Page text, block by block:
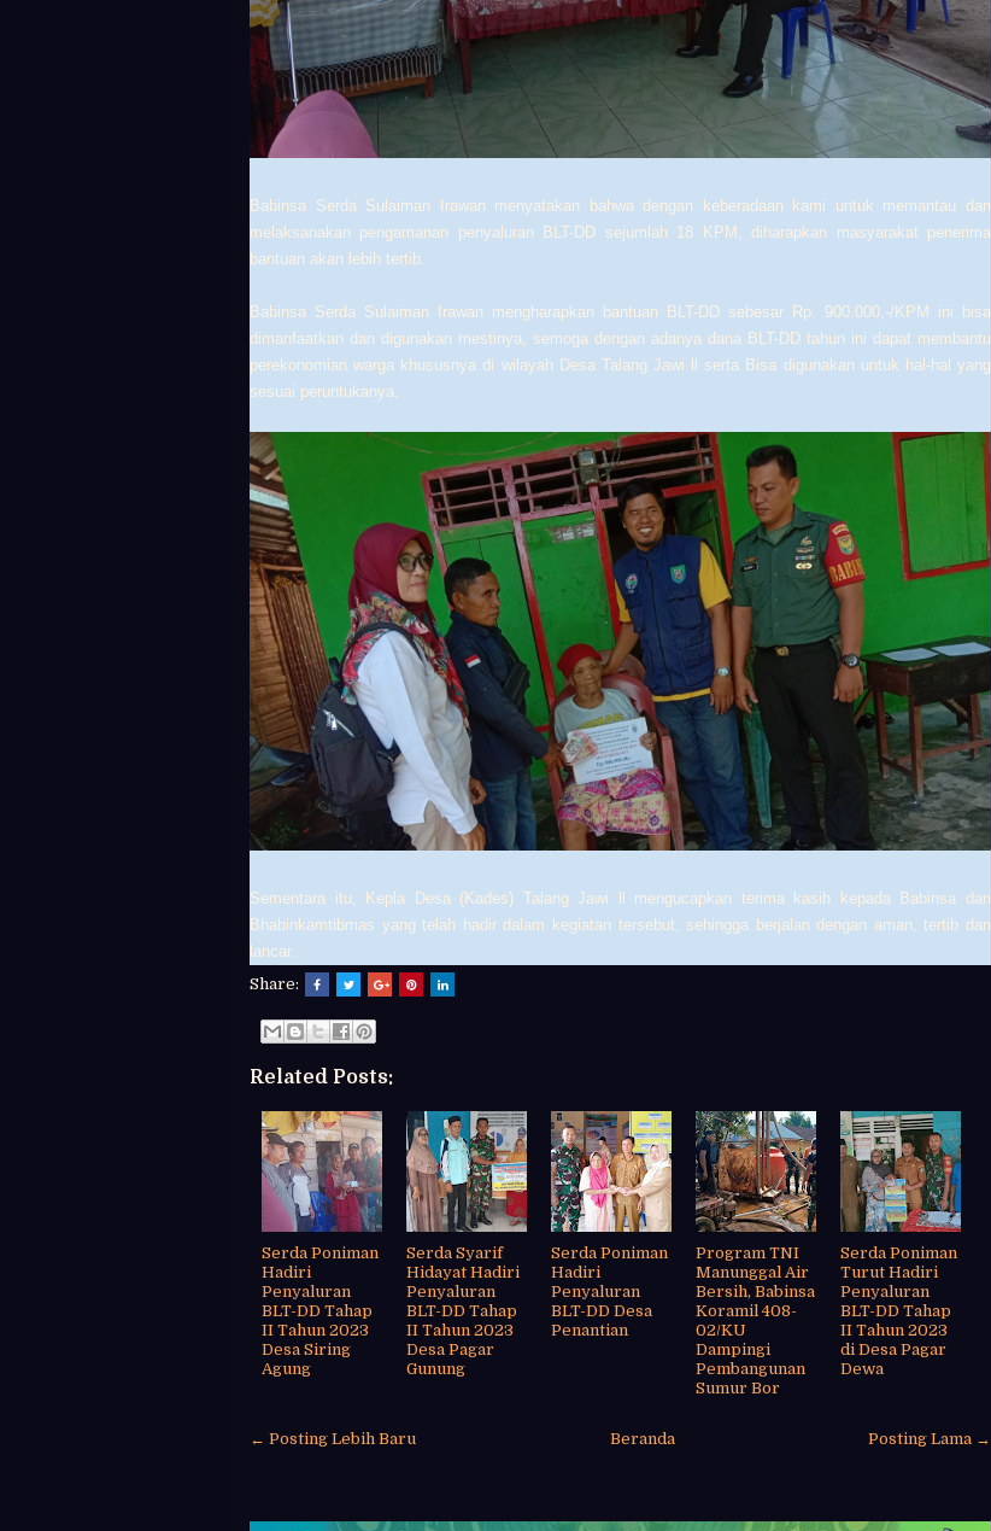
Babinsa Serda Sulaiman Irawan menyatakan bahwa dengan keberadaan kami untuk memantau dan
melaksanakan pengamanan penyaluran BLT-DD sejumlah 18 KPM, diharapkan masyarakat penerima
bantuan akan lebih tertib.
Babinsa Serda Sulaiman Irawan mengharapkan bantuan BLT-DD sebesar Rp. 900.000,-/KPM ini bisa
dimanfaatkan dan digunakan mestinya, semoga dengan adanya dana BLT-DD tahun ini dapat membantu
perekonomian warga khususnya di wilayah Desa Talang Jawi ll serta Bisa digunakan untuk hal-hal yang
sesuai peruntukanya.
Sementara itu, Kepla Desa (Kades) Talang Jawi ll
mengucapkan terima kasih kepada Babinsa dan
Bhabinkamtibmas yang telah hadir dalam kegiatan tersebut, sehingga berjalan dengan aman, tertib dan
lancar.
Share:
Related Posts:
Serda Poniman
Hadiri
Penyaluran
BLT-DD Tahap
II Tahun 2023
Desa Siring
Agung
Serda Syarif
Hidayat Hadiri
Penyaluran
BLT-DD Tahap
II Tahun 2023
Desa Pagar
Gunung
Serda Poniman
Hadiri
Penyaluran
BLT-DD Desa
Penantian
Program TNI
Manunggal Air
Bersih, Babinsa
Koramil 408-
02/KU
Dampingi
Pembangunan
Sumur Bor
Serda Poniman
Turut Hadiri
Penyaluran
BLT-DD Tahap
II Tahun 2023
di Desa Pagar
Dewa
← Posting Lebih Baru Posting Lama →
Beranda